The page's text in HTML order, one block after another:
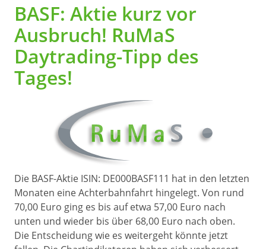
BASF: Aktie kurz vor
Ausbruch! RuMaS
Daytrading-Tipp des
Tages!
Die BASF-Aktie ISIN: DE000BASF111 hat in den letzten
Monaten eine Achterbahnfahrt hingelegt. Von rund
70,00 Euro ging es bis auf etwa 57,00 Euro nach
unten und wieder bis über 68,00 Euro nach oben.
Die Entscheidung wie es weitergeht könnte jetzt